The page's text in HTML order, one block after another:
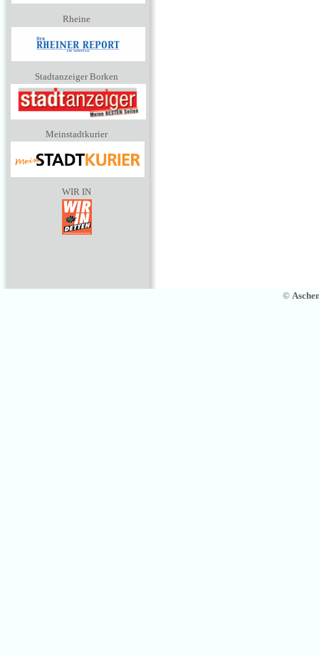
Rheine
Stadtanzeiger Borken
Meinstadtkurier
WIR IN
©